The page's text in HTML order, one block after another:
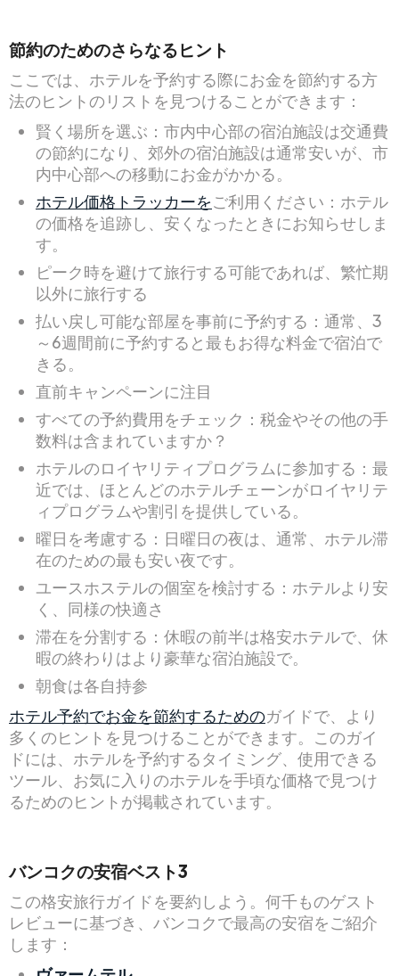
節約のためのさらなるヒント
ここでは、ホテルを予約する際にお金を節約する方
法のヒントのリストを見つけることができます：
賢く場所を選ぶ：市内中心部の宿泊施設は交通費
の節約になり、郊外の宿泊施設は通常安いが、市
内中心部への移動にお金がかかる。
ホテル価格トラッカーをご利用ください：ホテル
の価格を追跡し、安くなったときにお知らせしま
す。
ピーク時を避けて旅行する可能であれば、繁忙期
以外に旅行する
払い戻し可能な部屋を事前に予約する：通常、3
～6週間前に予約すると最もお得な料金で宿泊で
きる。
直前キャンペーンに注目
すべての予約費用をチェック：税金やその他の手
数料は含まれていますか？
ホテルのロイヤリティプログラムに参加する：最
近では、ほとんどのホテルチェーンがロイヤリテ
ィプログラムや割引を提供している。
曜日を考慮する：日曜日の夜は、通常、ホテル滞
在のための最も安い夜です。
ユースホステルの個室を検討する：ホテルより安
く、同様の快適さ
滞在を分割する：休暇の前半は格安ホテルで、休
暇の終わりはより豪華な宿泊施設で。
朝食は各自持参
ホテル予約でお金を節約するためのガイドで、より
多くのヒントを見つけることができます。このガイ
ドには、ホテルを予約するタイミング、使用できる
ツール、お気に入りのホテルを手頃な価格で見つけ
るためのヒントが掲載されています。
バンコクの安宿ベスト3
この格安旅行ガイドを要約しよう。何千ものゲスト
レビューに基づき、バンコクで最高の安宿をご紹介
します：